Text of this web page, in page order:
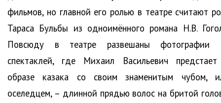
фильмов, но главной его ролью в театре считают
Тараса Бульбы из одноимённого романа Н.В.
Повсюду в театре развешаны фотографии
спектаклей, где Михаил Васильевич
образе казака со своим знаменитым чубом,
оселедцем, – длинной прядью волос на бритой